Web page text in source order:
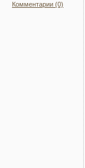
Комментарии (0)